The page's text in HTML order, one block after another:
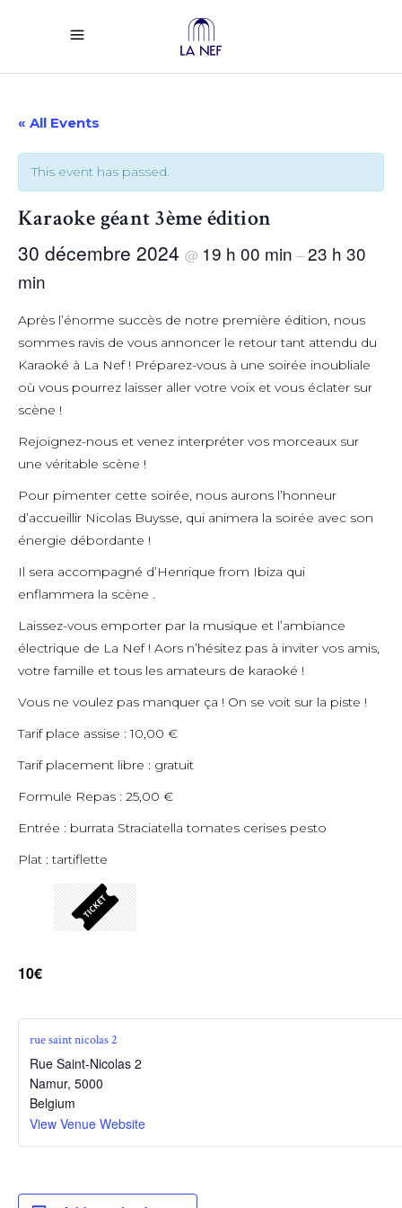
« All Events
This event has passed.
Karaoke géant 3ème édition
30 décembre 2024 @ 19 h 00 min –23 h 30
min
Après l’énorme succès de notre première édition, nous
sommes ravis de vous annoncer le retour tant attendu du
Karaoké à La Nef ! Préparez-vous à une soirée inoubliale
où vous pourrez laisser aller votre voix et vous éclater sur
scène !
Rejoignez-nous et venez interpréter vos morceaux sur
une véritable scène !
Pour pimenter cette soirée, nous aurons l’honneur
d’accueillir Nicolas Buysse, qui animera la soirée avec son
énergie débordante !
Il sera accompagné d’Henrique from Ibiza qui
enflammera la scène .
Laissez-vous emporter par la musique et l’ambiance
électrique de La Nef ! Aors n’hésitez pas à inviter vos amis,
votre famille et tous les amateurs de karaoké !
Vous ne voulez pas manquer ça ! On se voit sur la piste !
Tarif place assise : 10,00 €
Tarif placement libre : gratuit
Formule Repas : 25,00 €
Entrée : burrata Straciatella tomates cerises pesto
Plat : tartiflette
10€
rue saint nicolas 2
Rue Saint-Nicolas 2
Namur, 5000
Belgium
View Venue Website